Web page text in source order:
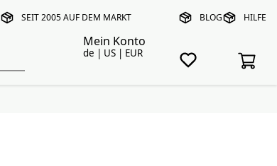
SEIT 2005 AUF DEM MARKT BLOG HILFE
Mein Konto
de | US | EUR